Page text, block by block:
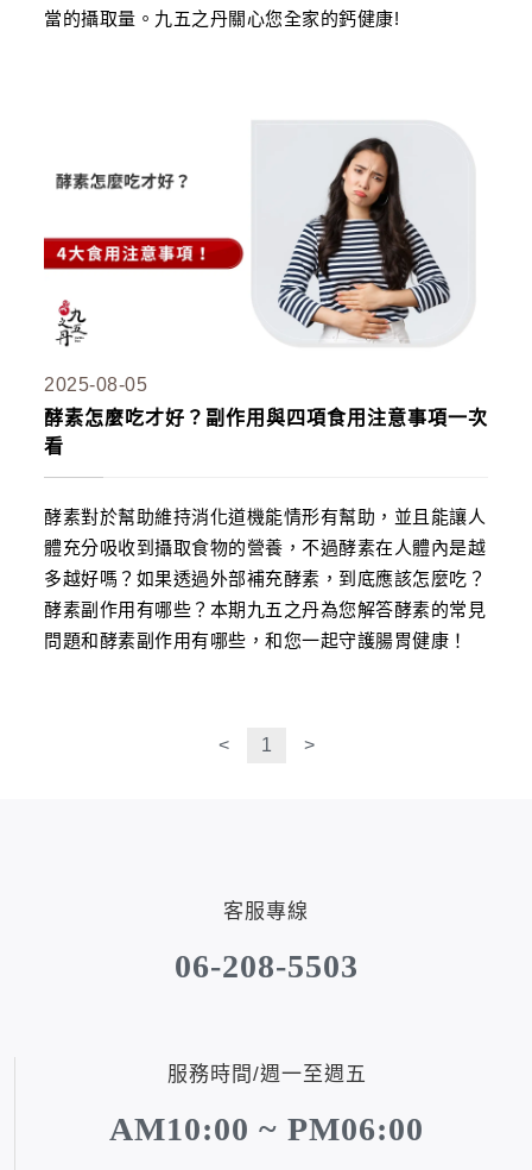
當的攝取量。九五之丹關心您全家的鈣健康!
2025-08-05
酵素怎麼吃才好？副作用與四項食用注意事項一次
看
酵素對於幫助維持消化道機能情形有幫助，並且能讓人
體充分吸收到攝取食物的營養，不過酵素在人體內是越
多越好嗎？如果透過外部補充酵素，到底應該怎麼吃？
酵素副作用有哪些？本期九五之丹為您解答酵素的常見
問題和酵素副作用有哪些，和您一起守護腸胃健康！
< 1 >
客服專線
06-208-5503
服務時間/週一至週五
AM10:00 ~ PM06:00